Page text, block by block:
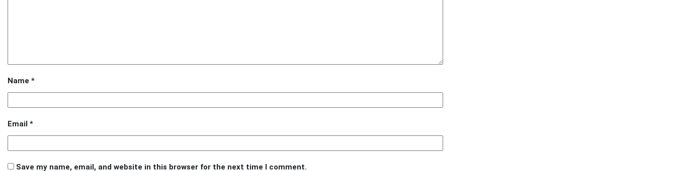
Name *
Email *
Save my name, email, and website in this browser for the next time I comment.